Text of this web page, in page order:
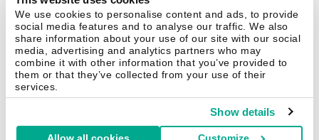
We use cookies to personalise content and ads, to provide
social media features and to analyse our traffic. We also
share information about your use of our site with our social
media, advertising and analytics partners who may
combine it with other information that you’ve provided to
them or that they’ve collected from your use of their
services.
Show details
Cookies
Contatti Chi siamo Partner Blog Centro risorse Comunicati stampa
Securelist Eugene Personal Blog Encyclopedia